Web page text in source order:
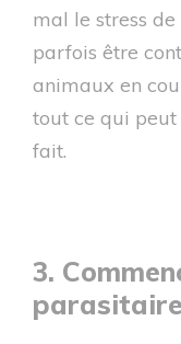
mal le stress
parfois être
animaux en
tout ce qui
fait.
3.